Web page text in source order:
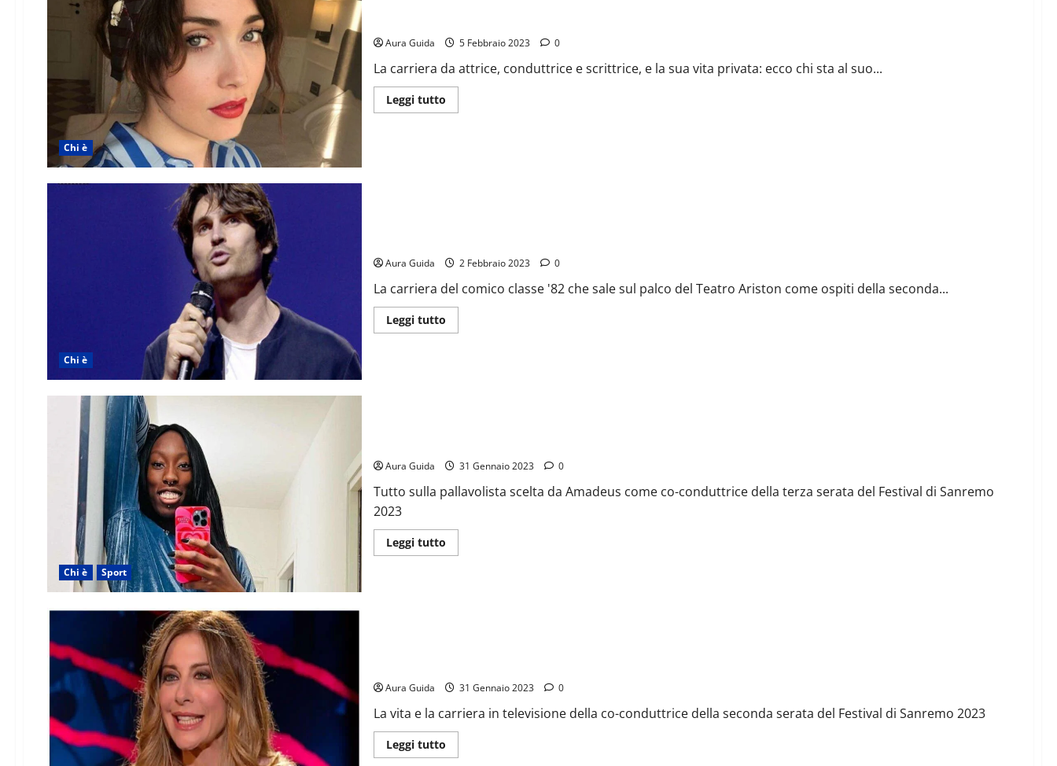
Chi è
Aura Guida 5 Febbraio 2023 0
La carriera da attrice, conduttrice e scrittrice, e la sua vita privata: ecco chi sta al suo...
Leggi tutto
Chi è
Aura Guida 2 Febbraio 2023 0
La carriera del comico classe '82 che sale sul palco del Teatro Ariston come ospiti della seconda...
Leggi tutto
Chi è Sport
Aura Guida 31 Gennaio 2023 0
Tutto sulla pallavolista scelta da Amadeus come co-conduttrice della terza serata del Festival di Sanremo
2023
Leggi tutto
Aura Guida 31 Gennaio 2023 0
La vita e la carriera in televisione della co-conduttrice della seconda serata del Festival di Sanremo 2023
Leggi tutto